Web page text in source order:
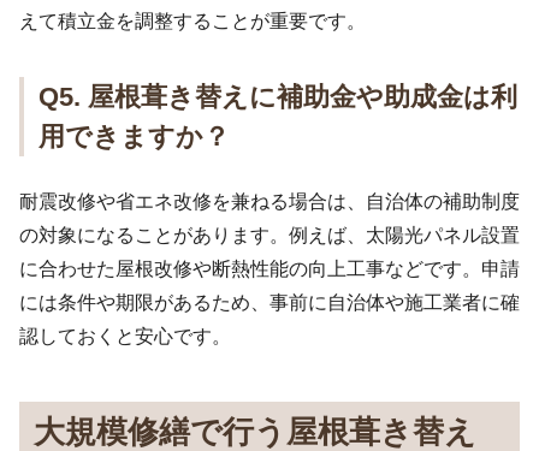
えて積立金を調整することが重要です。
Q5. 屋根葺き替えに補助金や助成金は利
用できますか？
耐震改修や省エネ改修を兼ねる場合は、自治体の補助制度
の対象になることがあります。例えば、太陽光パネル設置
に合わせた屋根改修や断熱性能の向上工事などです。申請
には条件や期限があるため、事前に自治体や施工業者に確
認しておくと安心です。
大規模修繕で行う屋根葺き替え